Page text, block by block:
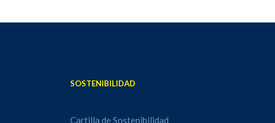
SOSTENIBILIDAD
Cartilla de Sostenibilidad